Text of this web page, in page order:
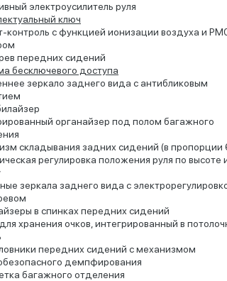
электроусилитель руля
ключ
контроль с функцией ионизации воздуха и
передних сидений
бесключевого доступа
зеркало заднего вида с антибликовым
органайзер под полом багажного
складывания задних сидений (в
регулировка положения руля по высоте
зеркала заднего вида с
в спинках передних сидений
хранения очков, интегрированный в
передних сидений с механизмом
демпфирования
багажного отделения